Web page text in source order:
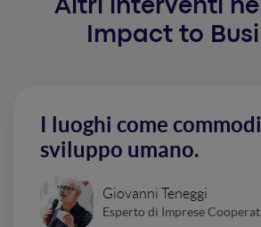
Altri interventi
Impact to
I luoghi come
sviluppo umano.
Giovanni Teneggi
Esperto di Imprese